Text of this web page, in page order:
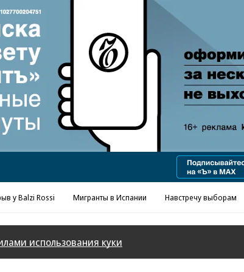
Реклама в «Ъ» www.kommersant.ru/ad
у Balzi Rossi Мигранты в Испании Навстречу выборам
использования куки